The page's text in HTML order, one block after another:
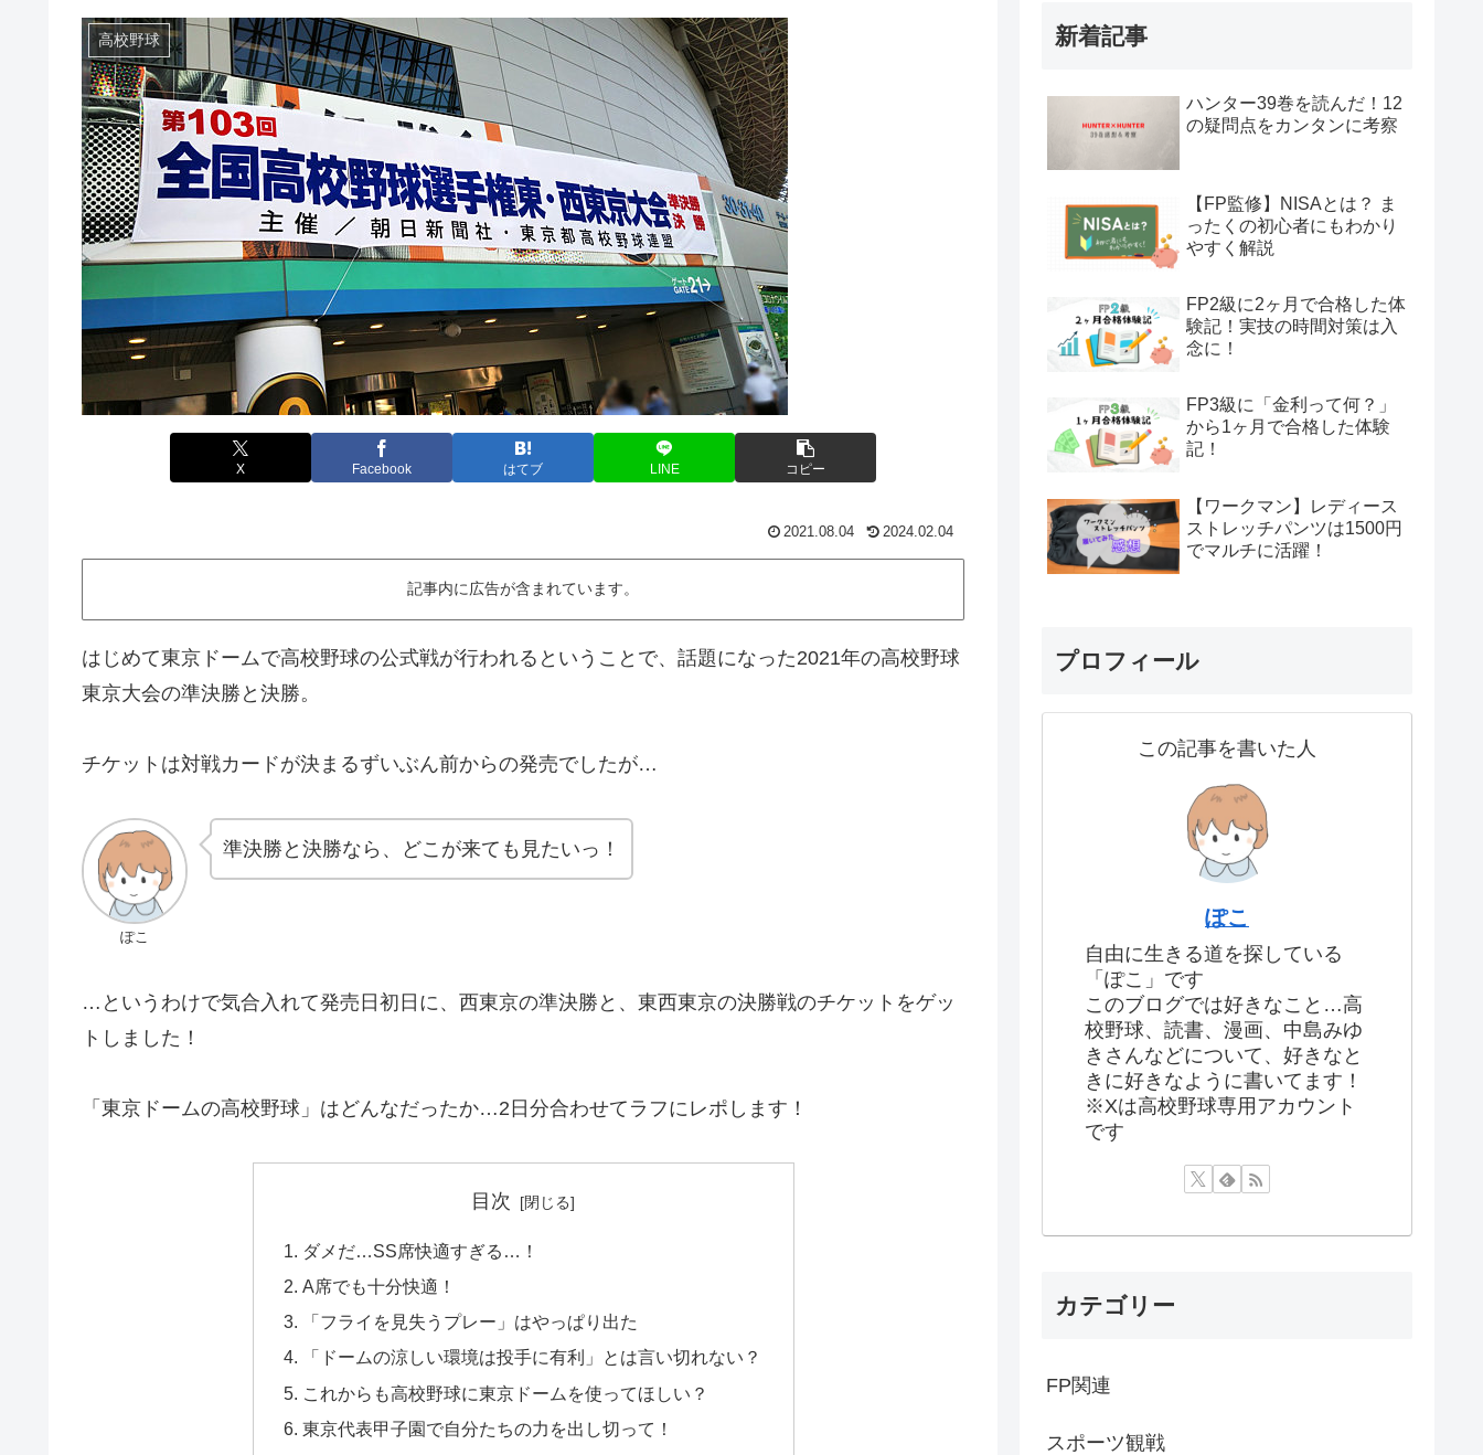
高校野球
X Facebook はてブ LINE コピー
2021.08.04 2024.02.04
記事内に広告が含まれています。
はじめて東京ドームで高校野球の公式戦が行われるということで、話題になった2021年の高校野球
東京大会の準決勝と決勝。
チケットは対戦カードが決まるずいぶん前からの発売でしたが…
ぽこ
準決勝と決勝なら、どこが来ても見たいっ！
…というわけで気合入れて発売日初日に、西東京の準決勝と、東西東京の決勝戦のチケットをゲッ
トしました！
「東京ドームの高校野球」はどんなだったか…2日分合わせてラフにレポします！
目次
ダメだ…SS席快適すぎる…！
A席でも十分快適！
「フライを見失うプレー」はやっぱり出た
「ドームの涼しい環境は投手に有利」とは言い切れない？
これからも高校野球に東京ドームを使ってほしい？
東京代表甲子園で自分たちの力を出し切って！
新着記事
ハンター39巻を読んだ！12
の疑問点をカンタンに考察
【FP監修】NISAとは？ ま
ったくの初心者にもわかり
やすく解説
FP2級に2ヶ月で合格した体
験記！実技の時間対策は入
念に！
FP3級に「金利って何？」
から1ヶ月で合格した体験
記！
【ワークマン】レディース
ストレッチパンツは1500円
でマルチに活躍！
プロフィール
この記事を書いた人
ぽこ
自由に生きる道を探している
「ぽこ」です
このブログでは好きなこと…高
校野球、読書、漫画、中島みゆ
きさんなどについて、好きなと
きに好きなように書いてます！
※Xは高校野球専用アカウント
です
カテゴリー
FP関連
スポーツ観戦